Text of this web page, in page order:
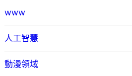
www
人工智慧
動漫領域